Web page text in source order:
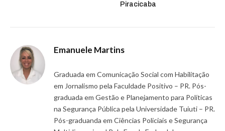
Piracicaba
Emanuele Martins
Graduada em Comunicação Social com Habilitação
em Jornalismo pela Faculdade Positivo – PR. Pós-
graduada em Gestão e Planejamento para Políticas
na Segurança Pública pela Universidade Tuiuti – PR.
Pós-graduanda em Ciências Policiais e Segurança